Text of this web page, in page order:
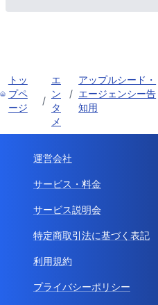
トッ
プペ
ージ
/
エ
ン
タ
メ
/
アップルシード・
エージェンシー告
知用
運営会社
サービス・料金
サービス説明会
特定商取引法に基づく表記
利用規約
プライバシーポリシー